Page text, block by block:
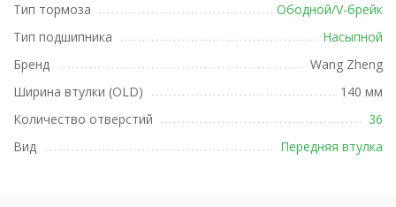
Тип тормоза
Ободной/V-брейк
Тип подшипника
Насыпной
Бренд
Wang Zheng
Ширина втулки (OLD)
140 мм
Количество отверстий
36
Вид
Передняя втулка